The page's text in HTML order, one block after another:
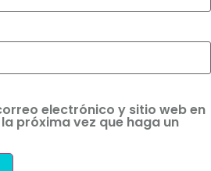
electrónico y sitio web en
próxima vez que haga un